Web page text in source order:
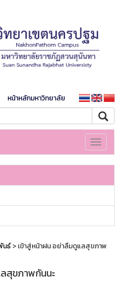
หน้าหลักมหาวิทยาลัย
Toggle
นธ์> เข้าสู่หน้าฝน อย่าลืมดูแลสุขภาพ
สุขภาพกันนะ